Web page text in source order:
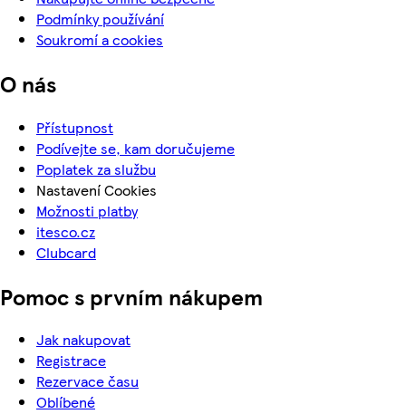
Podmínky používání
Soukromí a cookies
O nás
Přístupnost
Podívejte se, kam doručujeme
Poplatek za službu
Nastavení Cookies
Možnosti platby
itesco.cz
Clubcard
Pomoc s prvním nákupem
Jak nakupovat
Registrace
Rezervace času
Oblíbené